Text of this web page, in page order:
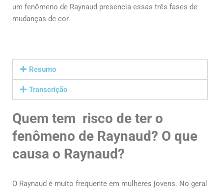
um fenômeno de Raynaud presencia essas três fases de
mudanças de cor.
Resumo
Transcrição
Quem tem risco de ter o
fenômeno de Raynaud? O que
causa o Raynaud?
O Raynaud é muito frequente em mulheres jovens. No geral